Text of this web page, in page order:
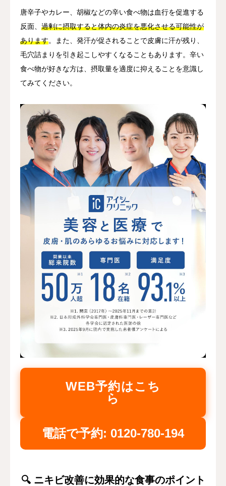
唐辛子やカレー、胡椒などの辛い食べ物は血行を促進する
反面、 過剰に摂取すると体内の炎症を悪化させる可能性が
あります。また、発汗が促されることで皮膚に汗が残り、
毛穴詰まりを引き起こしやすくなることもあります。辛い
食べ物が好きな方は、摂取量を適度に抑えることを意識し
てみてください。
WEB予約はこち
ら
電話で予約: 0120-780-194
🔍 ニキビ改善に効果的な食事のポイント